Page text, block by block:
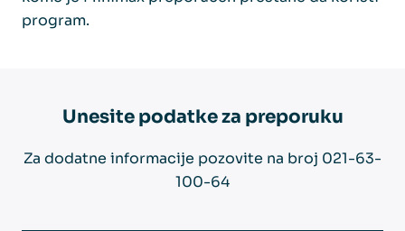
program.
Unesite podatke za preporuku
Za dodatne informacije pozovite na broj 021-63-
100-64